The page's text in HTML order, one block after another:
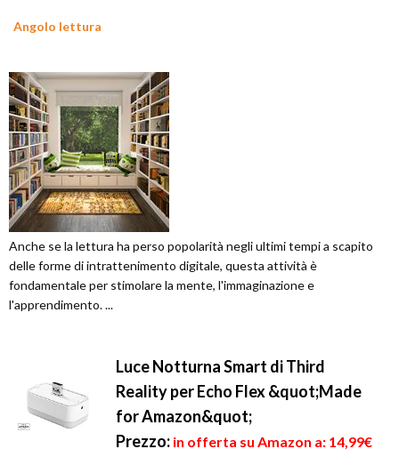
Angolo lettura
Anche se la lettura ha perso popolarità negli ultimi tempi a scapito
delle forme di intrattenimento digitale, questa attività è
fondamentale per stimolare la mente, l'immaginazione e
l'apprendimento. ...
Luce Notturna Smart di Third
Reality per Echo Flex &quot;Made
for Amazon&quot;
Prezzo: in offerta su Amazon a: 14,99€